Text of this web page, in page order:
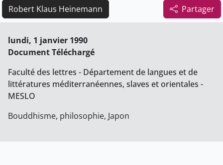
Partager
Robert Klaus Heinemann
lundi, 1 janvier 1990
Document Téléchargé
Faculté des lettres - Département de langues et de
littératures méditerranéennes, slaves et orientales -
MESLO
Bouddhisme, philosophie, Japon